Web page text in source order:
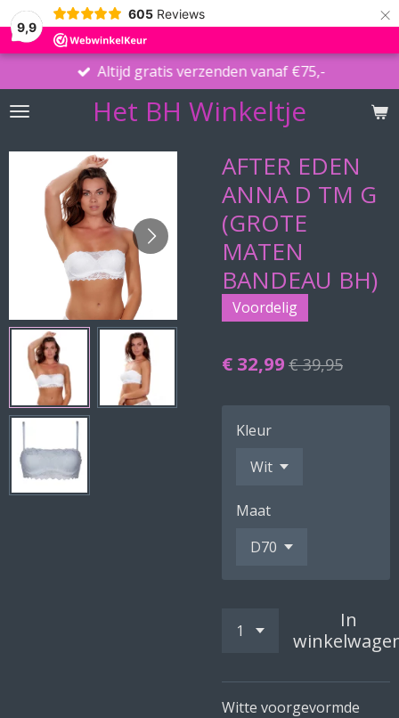
9,9
605 Reviews ×
Het BH Winkeltje
Altijd gratis verzenden vanaf €75,-
AFTER EDEN
ANNA D TM G
(GROTE
MATEN
BANDEAU BH)
Voordelig
€ 32,99 € 39,95
Kleur
Maat
In
Witte voorgevormde